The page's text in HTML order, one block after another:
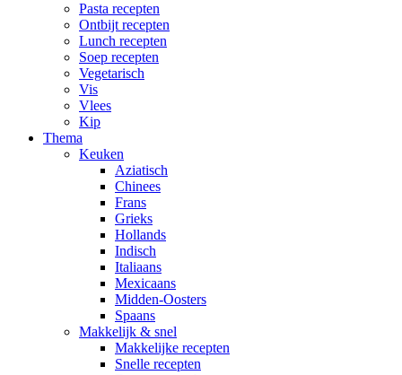
Pasta recepten
Ontbijt recepten
Lunch recepten
Soep recepten
Vegetarisch
Vis
Vlees
Kip
Thema
Keuken
Aziatisch
Chinees
Frans
Grieks
Hollands
Indisch
Italiaans
Mexicaans
Midden-Oosters
Spaans
Makkelijk & snel
Makkelijke recepten
Snelle recepten